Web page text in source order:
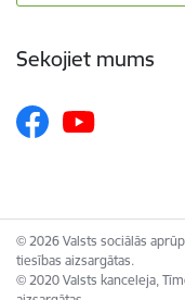
Sekojiet mums
© 2026 Valsts sociālās
tiesības aizsargātas.
© 2020 Valsts kanceleja,